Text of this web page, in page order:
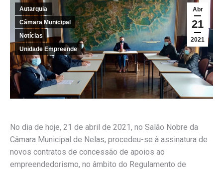
Abr
21
2021
Autarquia
Câmara Municipal
Notícias
Unidade Empreende
No dia de hoje, 21 de abril de 2021, no Salão Nobre da
Câmara Municipal de Nelas, procedeu-se à assinatura de
novos contratos de concessão de apoios ao
empreendedorismo, no âmbito do Regulamento de